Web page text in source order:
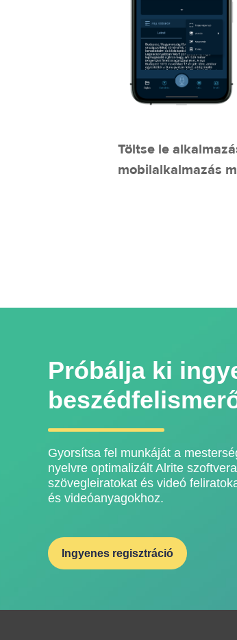
Töltse le
mobilalkalmazás
Próbálja ki
Gyorsítsa fel munkáját a
nyelvre optimalizált Alrite
szövegleiratokat és videó
és videóanyagokhoz.
Ingyenes regisztráció